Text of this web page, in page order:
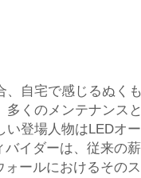
自宅で感じるぬく
くのメンテナンス
登場人物はLEDオ
イダーは、従来の
ールにおけるその